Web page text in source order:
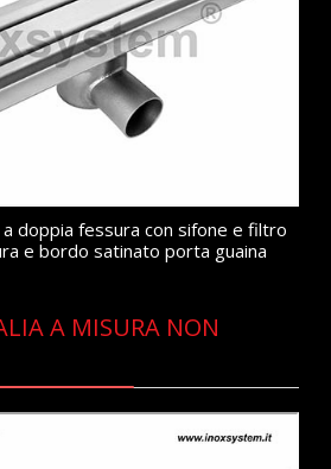
doppia fessura con sifone e filtro
e bordo satinato porta guaina
A MISURA NON